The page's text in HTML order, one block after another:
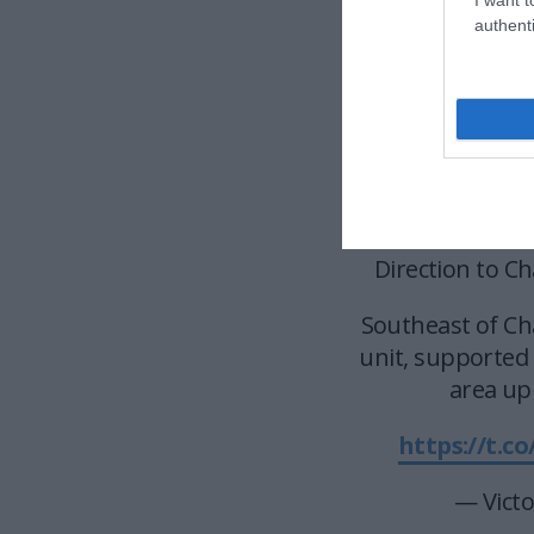
positions.
https://t.co/
—
Direction to
Southeast of
unit, supported
area
https://
—